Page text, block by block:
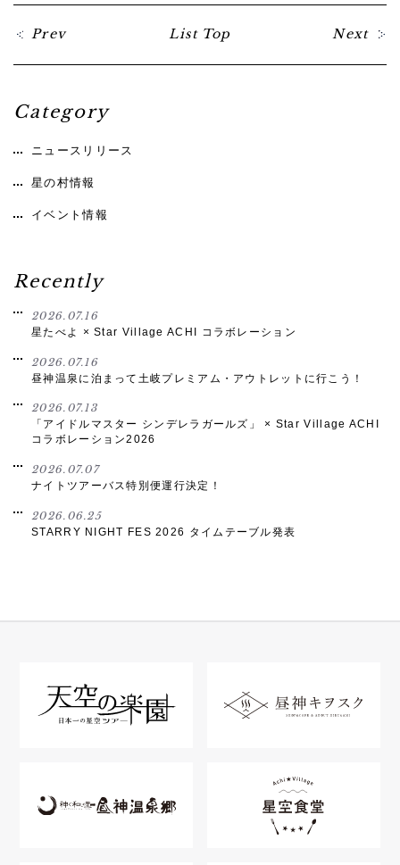
Prev List Top Next
Category
ニュースリリース
星の村情報
イベント情報
Recently
2026.07.16
星たべよ × Star Village ACHI コラボレーション
2026.07.16
昼神温泉に泊まって土岐プレミアム・アウトレットに行こう！
2026.07.13
「アイドルマスター シンデレラガールズ」 × Star Village ACHI
コラボレーション2026
2026.07.07
ナイトツアーバス特別便運行決定！
2026.06.25
STARRY NIGHT FES 2026 タイムテーブル発表